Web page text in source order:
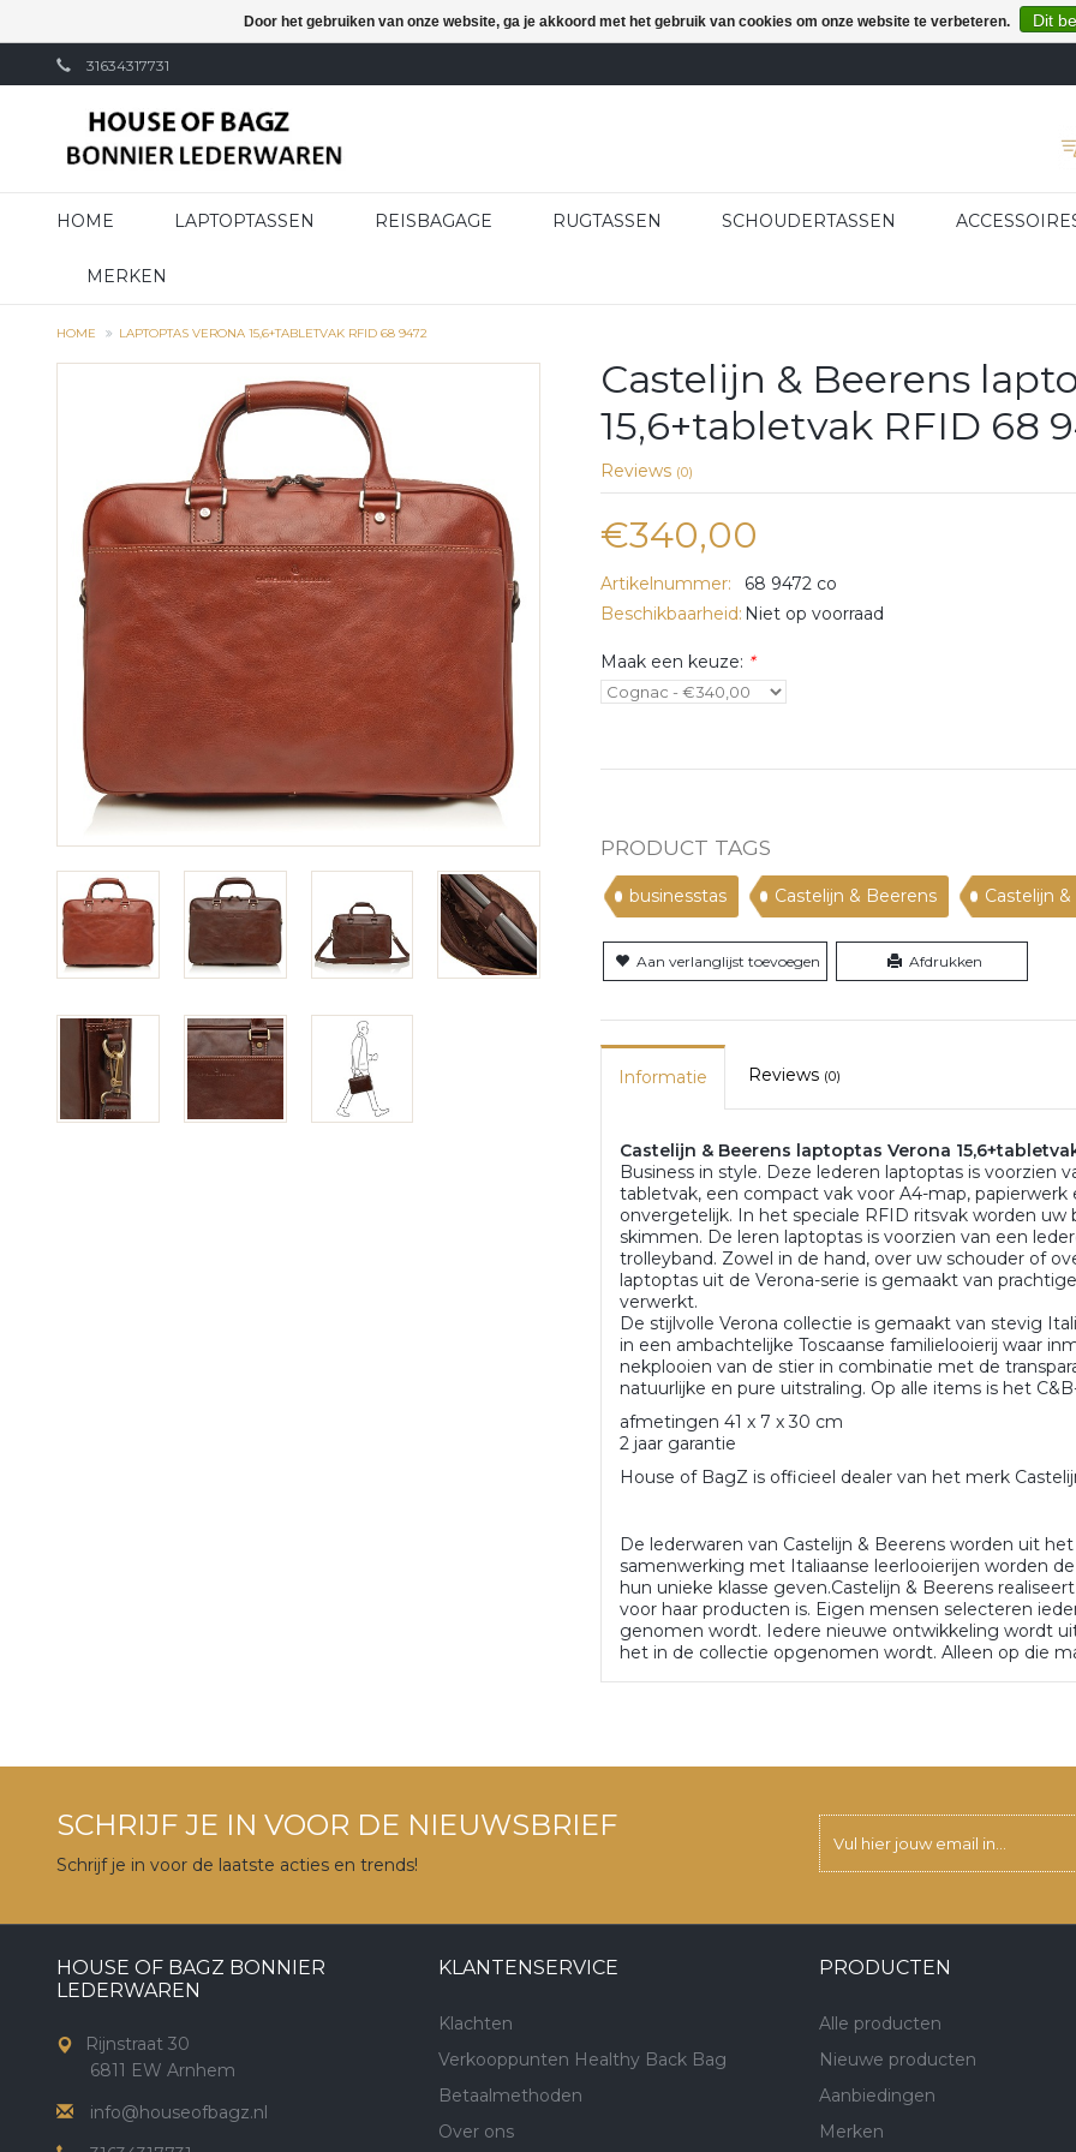
31634317731
HOME LAPTOPTASSEN REISBAGAGE RUGTASSEN SCHOUDERTASSEN
MERKEN
HOME LAPTOPTAS VERONA 15,6+TABLETVAK RFID 68 9472
Castelijn & Beerens
15,6+tabletvak RFID 68
Reviews (0)
€340,00
Artikelnummer:
68 9472 co
Beschikbaarheid: Niet op voorraad
Maak een keuze: *
PRODUCT TAGS
businesstas Castelijn & Beerens Castelijn
Aan verlanglijst toevoegen Afdrukken
Informatie Reviews (0)
Castelijn & Beerens laptoptas Verona
Business in style. Deze lederen laptoptas is voorzien
tabletvak, een compact vak voor A4-map,
onvergetelijk. In het speciale RFID ritsvak worden
skimmen. De leren laptoptas is voorzien van een
trolleyband. Zowel in de hand, over uw schouder of
laptoptas uit de Verona-serie is gemaakt van
verwerkt.
De stijlvolle Verona collectie is gemaakt van stevig
in een ambachtelijke Toscaanse familielooierij waar
nekplooien van de stier in combinatie met de
natuurlijke en pure uitstraling. Op alle items is het
afmetingen 41 x 7 x 30 cm
2 jaar garantie
House of BagZ is officieel dealer van het merk
De lederwaren van Castelijn & Beerens worden uit
samenwerking met Italiaanse leerlooierijen worden
hun unieke klasse geven.Castelijn & Beerens
voor haar producten is. Eigen mensen selecteren
genomen wordt. Iedere nieuwe ontwikkeling wordt
het in de collectie opgenomen wordt. Alleen op die
SCHRIJF JE IN VOOR DE NIEUWSBRIEF
Schrijf je in voor de laatste acties en trends!
HOUSE OF BAGZ BONNIER
LEDERWAREN
Rijnstraat 30
6811 EW Arnhem
info@houseofbagz.nl
KLANTENSERVICE
Klachten
Verkooppunten Healthy Back Bag
Betaalmethoden
Over ons
PRODUCTEN
Alle producten
Nieuwe producten
Aanbiedingen
Merken
Door het gebruiken van onze website, ga je akkoord met het gebruik van cookies om onze website te verbeteren. Dit